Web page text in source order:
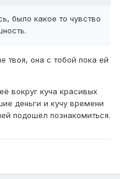
было какое то чувство
твоя, она с тобой пока ей
вокруг куча красивых
деньги и кучу времени
подошёл познакомиться.